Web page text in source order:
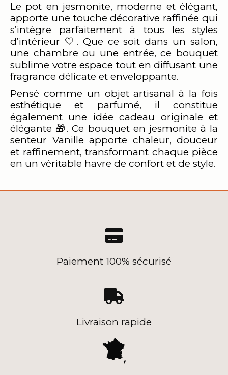
Le pot en jesmonite, moderne et élégant,
apporte une touche décorative raffinée qui
s’intègre parfaitement à tous les styles
d’intérieur 🤍. Que ce soit dans un salon,
une chambre ou une entrée, ce bouquet
sublime votre espace tout en diffusant une
fragrance délicate et enveloppante.
Pensé comme un objet artisanal à la fois
esthétique et parfumé, il constitue
également une idée cadeau originale et
élégante 🎁. Ce bouquet en jesmonite à la
senteur Vanille apporte chaleur, douceur
et raffinement, transformant chaque pièce
en un véritable havre de confort et de style.

Paiement 100% sécurisé

Livraison rapide